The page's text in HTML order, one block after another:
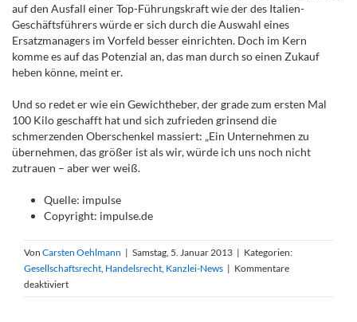
auf den Ausfall einer Top-Führungskraft wie der des Italien-
Geschäftsführers würde er sich durch die Auswahl eines
Ersatzmanagers im Vorfeld besser einrichten. Doch im Kern
komme es auf das Potenzial an, das man durch so einen Zukauf
heben könne, meint er.
Und so redet er wie ein Gewichtheber, der grade zum ersten Mal
100 Kilo geschafft hat und sich zufrieden grinsend die
schmerzenden Oberschenkel massiert: „Ein Unternehmen zu
übernehmen, das größer ist als wir, würde ich uns noch nicht
zutrauen – aber wer weiß.
Quelle: impulse
Copyright: impulse.de
Von Carsten Oehlmann | Samstag, 5. Januar 2013 | Kategorien:
Gesellschaftsrecht Handelsrecht Kanzlei-News | Kommentare
deaktiviertfür
Wie